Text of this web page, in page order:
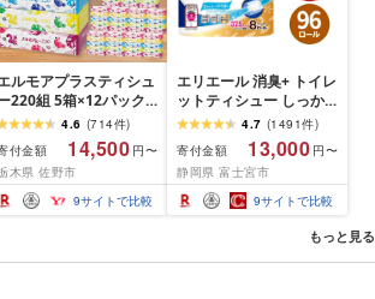
ルモアプラスティシュ
220組 5箱×12パック
箱)[離島・沖縄県不
可]_ ティッシュ ティッ
ュペーパー 日用品 消
品 まとめ買い 常備品
生活用品 ボックスティ
ッシュ [配送不可地域:離
4.6 (714件)
付金額
14,500 円〜
木県 佐野市
9サイトで比較
エリエール 消臭+ トイレ
ットティシュー しっか
り香るフレッシュクリア
の香り コンパクトダブ
ル [選べるロール数:32・
64・96 ロール] 1.5倍巻
37.5m トイレットペー
パー ダブル パルプ100%
日用品 消耗品 備蓄 送料
4.7 (1491件)
寄付金額
13,000 円〜
静岡県 富士宮市
9サイトで比較
もっと見る